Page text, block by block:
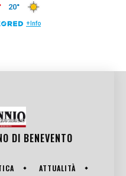
DI BENEVENTO
ATTUALITÀ